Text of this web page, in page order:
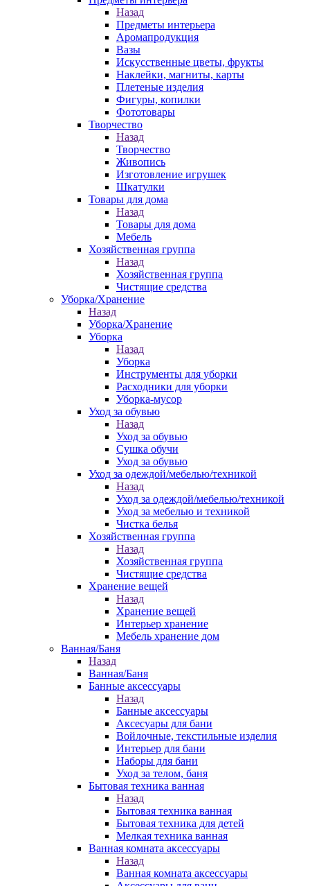
Назад
Предметы интерьера
Аромапродукция
Вазы
Искусственные цветы, фрукты
Наклейки, магниты, карты
Плетеные изделия
Фигуры, копилки
Фототовары
Творчество
Назад
Творчество
Живопись
Изготовление игрушек
Шкатулки
Товары для дома
Назад
Товары для дома
Мебель
Хозяйственная группа
Назад
Хозяйственная группа
Чистящие средства
Уборка/Хранение
Назад
Уборка/Хранение
Уборка
Назад
Уборка
Инструменты для уборки
Расходники для уборки
Уборка-мусор
Уход за обувью
Назад
Уход за обувью
Сушка обучи
Уход за обувью
Уход за одеждой/мебелью/техникой
Назад
Уход за одеждой/мебелью/техникой
Уход за мебелью и техникой
Чистка белья
Хозяйственная группа
Назад
Хозяйственная группа
Чистящие средства
Хранение вещей
Назад
Хранение вещей
Интерьер хранение
Мебель хранение дом
Ванная/Баня
Назад
Ванная/Баня
Банные аксессуары
Назад
Банные аксессуары
Аксесуары для бани
Войлочные, текстильные изделия
Интерьер для бани
Наборы для бани
Уход за телом, баня
Бытовая техника ванная
Назад
Бытовая техника ванная
Бытовая техника для детей
Мелкая техника ванная
Ванная комната аксессуары
Назад
Ванная комната аксессуары